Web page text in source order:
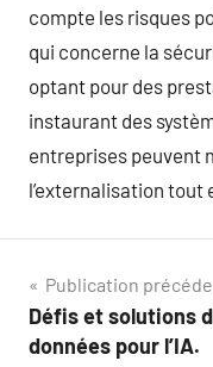
compte les risques
qui concerne la
optant pour des
instaurant des
entreprises peuvent
l’externalisation tout
Navigation
de
Publication
Défis et solutions
données pour l’IA.